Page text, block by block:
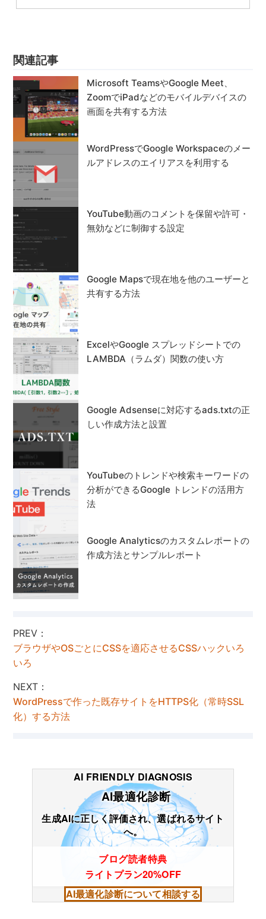
関連記事
Microsoft TeamsやGoogle Meet、
ZoomでiPadなどのモバイルデバイスの
画面を共有する方法
WordPressでGoogle Workspaceのメー
ルアドレスのエイリアスを利用する
YouTube動画のコメントを保留や許可・
無効などに制御する設定
Google Mapsで現在地を他のユーザーと
共有する方法
ExcelやGoogle スプレッドシートでの
LAMBDA（ラムダ）関数の使い方
Google Adsenseに対応するads.txtの正
しい作成方法と設置
YouTubeのトレンドや検索キーワードの
分析ができるGoogle トレンドの活用方
法
Google Analyticsのカスタムレポートの
作成方法とサンプルレポート
PREV：
ブラウザやOSごとにCSSを適応させるCSSハックいろ
いろ
NEXT：
WordPressで作った既存サイトをHTTPS化（常時SSL
化）する方法
AI FRIENDLY DIAGNOSIS
AI最適化診断
生成AIに正しく評価され、選ばれるサイト
へ。
ブログ読者特典
ライトプラン20%OFF
AI最適化診断について相談する